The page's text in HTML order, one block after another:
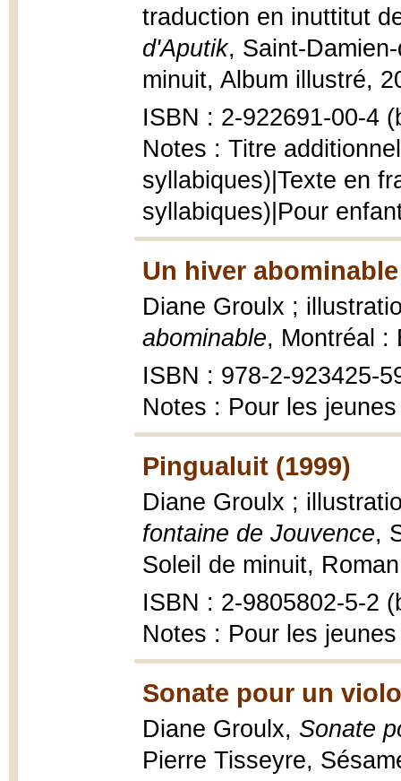
traduction en inuttitut
d'Aputik, Saint-
minuit, Album illustré,
ISBN : 2-922691-00-4
Notes : Titre
syllabiques)|Texte en
syllabiques)|Pour
Un hiver abominable
Diane Groulx ;
abominable, Montréal :
ISBN : 978-2-923425-
Notes : Pour les
Pingualuit (1999)
Diane Groulx ;
fontaine de Jouvence,
Soleil de minuit,
ISBN : 2-9805802-5-2
Notes : Pour les
Sonate pour un
Diane Groulx, Sonate
Pierre Tisseyre,